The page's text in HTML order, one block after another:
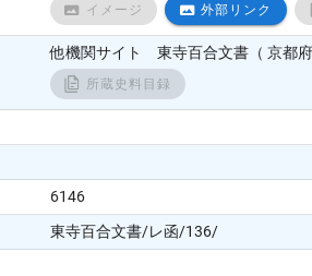
イメージ 外部リンク
他機関サイト 東寺百合文書（ 京都
所蔵史料目録
6146
東寺百合文書/レ函/136/